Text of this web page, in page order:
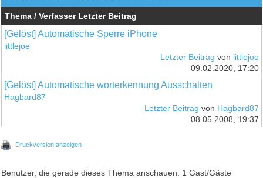
Thema / Verfasser Letzter Beitrag
[Gelöst] Automatische Sperre iPhone
littlejoe
Letzter Beitrag von littlejoe
09.02.2020, 17:20
[Gelöst] Automatische worterkennung Ausschalten
Hagbard87
Letzter Beitrag von Hagbard87
08.05.2008, 19:37
Druckversion anzeigen
Benutzer, die gerade dieses Thema anschauen: 1 Gast/Gäste